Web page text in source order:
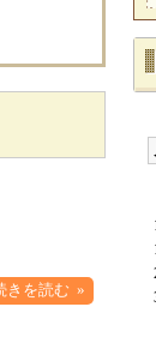
きを読む »